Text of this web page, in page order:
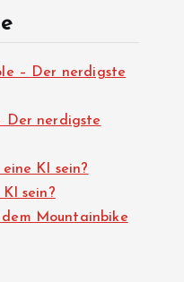
– Der nerdigste
Der nerdigste
KI sein?
sein?
Mountainbike